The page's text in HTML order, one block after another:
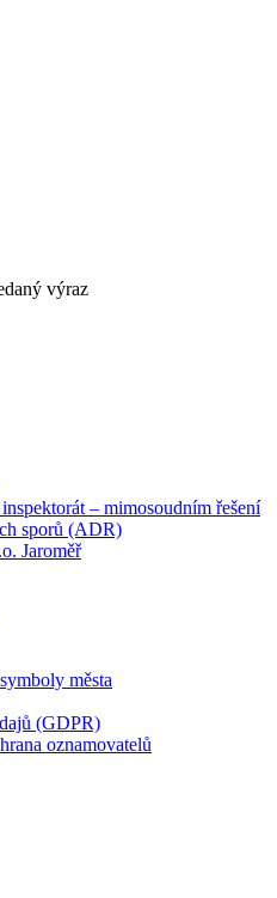
výraz
– mimosoudním řešení
sporů (ADR)
Jaroměř
města
(GDPR)
oznamovatelů